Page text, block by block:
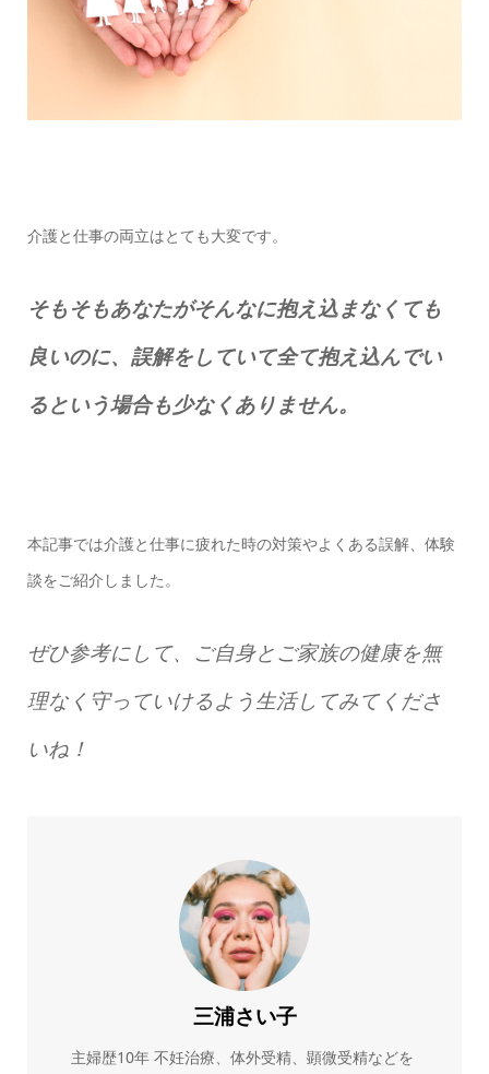
介護と仕事の両立はとても大変です。
そもそもあなたがそんなに抱え込まなくても
良いのに、誤解をしていて全て抱え込んでい
るという場合も少なくありません。
本記事では介護と仕事に疲れた時の対策やよくある誤解、体験
談をご紹介しました。
ぜひ参考にして、ご自身とご家族の健康を無
理なく守っていけるよう生活してみてくださ
いね！
三浦さい子
主婦歴10年 不妊治療、体外受精、顕微受精などを